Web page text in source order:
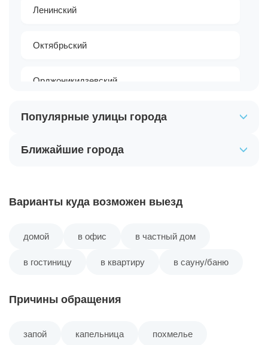
Ленинский
Октябрьский
Орджоникидзевский
Чкаловский
Популярные улицы города
Ближайшие города
Варианты куда возможен выезд
домой в офис в частный дом
в гостиницу в квартиру в сауну/баню
Причины обращения
запой капельница похмелье